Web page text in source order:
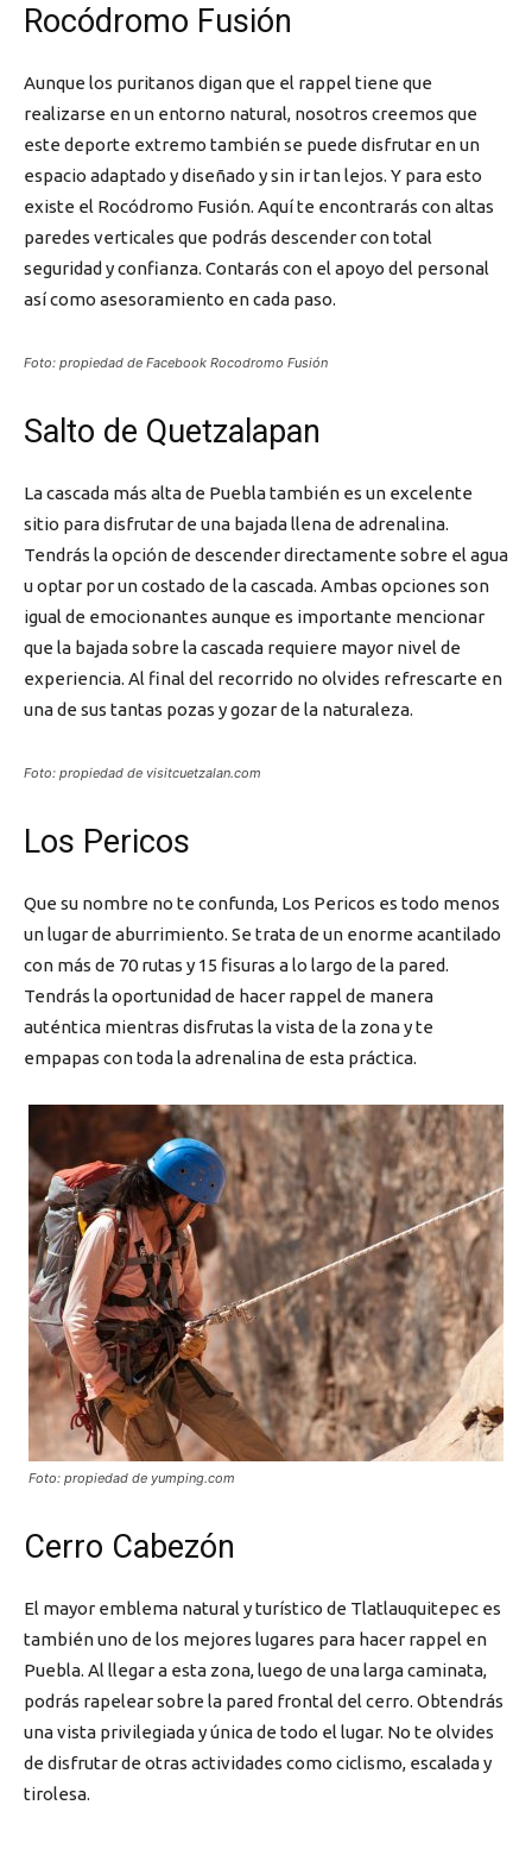
Rocódromo Fusión
Aunque los puritanos digan que el rappel tiene que
realizarse en un entorno natural, nosotros creemos que
este deporte extremo también se puede disfrutar en un
espacio adaptado y diseñado y sin ir tan lejos. Y para esto
existe el Rocódromo Fusión. Aquí te encontrarás con altas
paredes verticales que podrás descender con total
seguridad y confianza. Contarás con el apoyo del personal
así como asesoramiento en cada paso.
Foto: propiedad de Facebook Rocodromo Fusión
Salto de Quetzalapan
La cascada más alta de Puebla también es un excelente
sitio para disfrutar de una bajada llena de adrenalina.
Tendrás la opción de descender directamente sobre el agua
u optar por un costado de la cascada. Ambas opciones son
igual de emocionantes aunque es importante mencionar
que la bajada sobre la cascada requiere mayor nivel de
experiencia. Al final del recorrido no olvides refrescarte en
una de sus tantas pozas y gozar de la naturaleza.
Foto: propiedad de visitcuetzalan.com
Los Pericos
Que su nombre no te confunda, Los Pericos es todo menos
un lugar de aburrimiento. Se trata de un enorme acantilado
con más de 70 rutas y 15 fisuras a lo largo de la pared.
Tendrás la oportunidad de hacer rappel de manera
auténtica mientras disfrutas la vista de la zona y te
empapas con toda la adrenalina de esta práctica.
Foto: propiedad de yumping.com
Cerro Cabezón
El mayor emblema natural y turístico de Tlatlauquitepec es
también uno de los mejores lugares para hacer rappel en
Puebla. Al llegar a esta zona, luego de una larga caminata,
podrás rapelear sobre la pared frontal del cerro. Obtendrás
una vista privilegiada y única de todo el lugar. No te olvides
de disfrutar de otras actividades como ciclismo, escalada y
tirolesa.